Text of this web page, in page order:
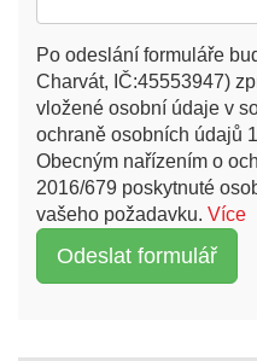
Po odeslání formuláře
Charvát, IČ:45553947)
vložené osobní údaje v
ochraně osobních údajů
Obecným nařízením o
2016/679 poskytnuté
vašeho požadavku. Více